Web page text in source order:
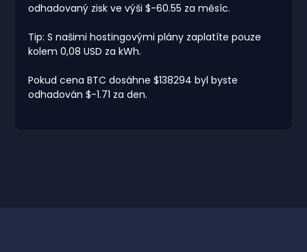
odhadovaný zisk ve výši $-60.55 za měsíc.
Tip: S našimi hostingovými plány zaplatíte pouze
kolem 0,08 USD za kWh.
Pokud cena BTC dosáhne $138294 byl byste
odhadován $-1.71 za den.